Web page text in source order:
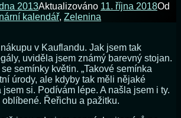
2013Aktualizováno 11. října 2018Od
kalendář, Zelenina
v Kauflandu. Jak jsem tak
uviděla jsem známý barevný stojan.
semínky květin. „Takové semínka
úrody, ale kdyby tak měli nějaké
jsem si. Podívám lépe. A našla jsem i ty.
Řeřichu a pažitku.